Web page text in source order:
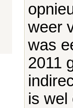
weer
was
2011
is